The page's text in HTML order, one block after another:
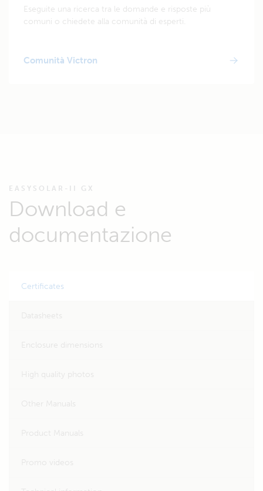
Eseguite una ricerca tra le domande e risposte più
comuni o chiedete alla comunità di esperti.
Comunità Victron
EASYSOLAR-II GX
Download e
documentazione
Certificates